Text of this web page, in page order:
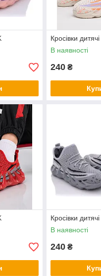
Кросівки
В наявності
240 ₴
Кросівки
В наявності
240 ₴